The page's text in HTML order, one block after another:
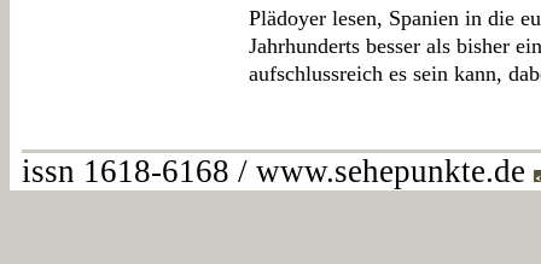
Plädoyer lesen, Spanien in die
Jahrhunderts besser als bisher
aufschlussreich es sein kann,
issn 1618-6168 / www.sehepunkte.de